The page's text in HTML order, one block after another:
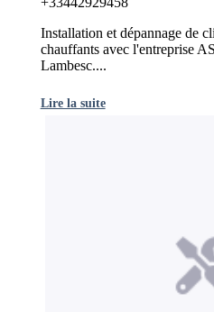
Installation et dépannage de
chauffants avec l'entreprise
Lambesc....
Lire la suite